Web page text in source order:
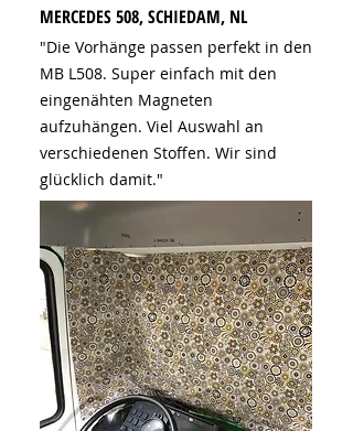
MERCEDES 508, SCHIEDAM, NL
"Die Vorhänge passen perfekt in den
MB L508. Super einfach mit den
eingenähten Magneten
aufzuhängen. Viel Auswahl an
verschiedenen Stoffen. Wir sind
glücklich damit."